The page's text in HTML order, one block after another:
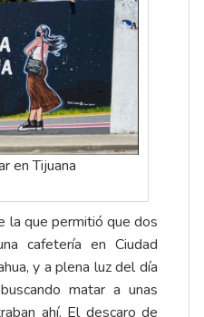
en Tijuana
la que permitió que dos
cafetería en Ciudad
y a plena luz del día
matar a unas
ahí. El descaro de